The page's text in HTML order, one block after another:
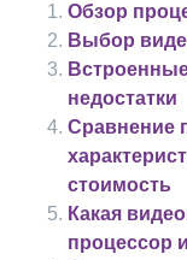
Обзор
Выбор
недостатки
Сравнение
стоимость
Какая
процессор